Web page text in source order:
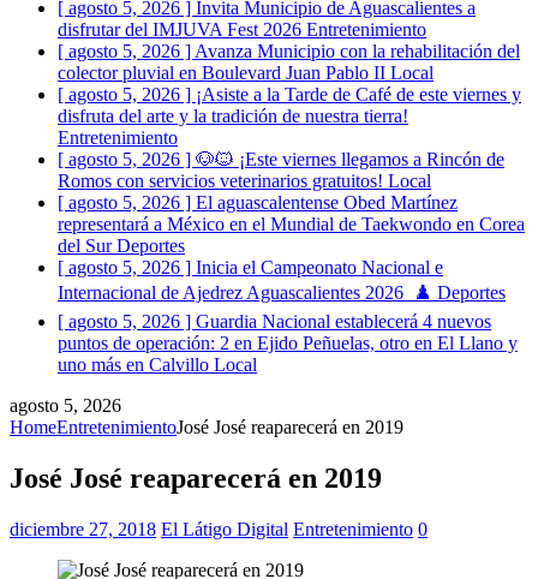
[ agosto 5, 2026 ] Invita Municipio de Aguascalientes a
disfrutar del IMJUVA Fest 2026 Entretenimiento
[ agosto 5, 2026 ] Avanza Municipio con la rehabilitación del
colector pluvial en Boulevard Juan Pablo II Local
[ agosto 5, 2026 ] ¡Asiste a la Tarde de Café de este viernes y
disfruta del arte y la tradición de nuestra tierra!
Entretenimiento
[ agosto 5, 2026 ] 🐶🐱 ¡Este viernes llegamos a Rincón de
Romos con servicios veterinarios gratuitos! Local
[ agosto 5, 2026 ] El aguascalentense Obed Martínez
representará a México en el Mundial de Taekwondo en Corea
del SurDeportes
[ agosto 5, 2026 ] Inicia el Campeonato Nacional e
Internacional de Ajedrez Aguascalientes 2026 ♟️ Deportes
[ agosto 5, 2026 ] Guardia Nacional establecerá 4 nuevos
puntos de operación: 2 en Ejido Peñuelas, otro en El Llano y
uno más en Calvillo Local
agosto 5, 2026
HomeEntretenimientoJosé José reaparecerá en 2019
José José reaparecerá en 2019
diciembre 27, 2018 El Látigo Digital Entretenimiento 0